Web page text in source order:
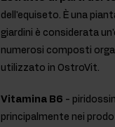
dell'equiseto. È una
giardini è considerata
numerosi composti
utilizzato in OstroVit.
Vitamina B6 -
principalmente nei